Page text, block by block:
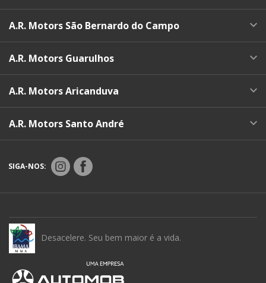
A.R. Motors São Bernardo do Campo
A.R. Motors Guarulhos
A.R. Motors Aricanduva
A.R. Motors Santo André
SIGA-NOS:
Desacelere. Seu bem maior é a vida.